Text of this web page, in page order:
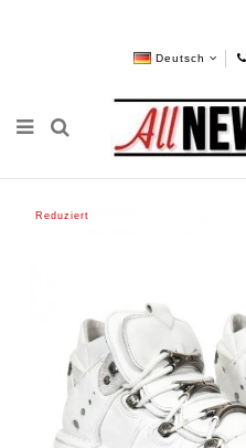
Deutsch
Reduziert